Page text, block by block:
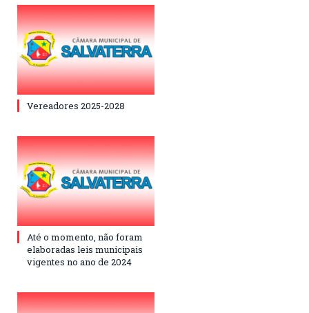
Vereadores 2025-2028
Até o momento, não foram
elaboradas leis municipais
vigentes no ano de 2024